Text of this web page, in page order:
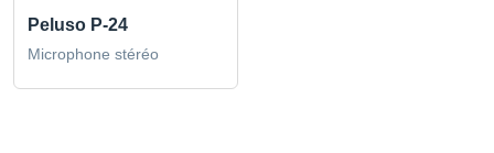
Peluso P-24
Microphone stéréo